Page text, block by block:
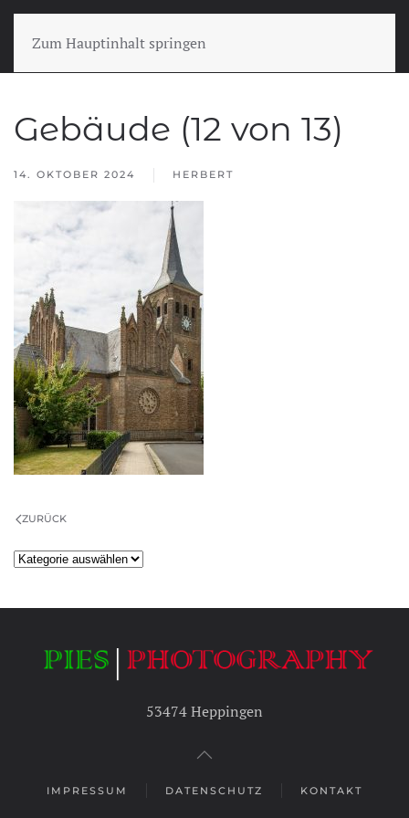
Zum Hauptinhalt springen
Gebäude (12 von 13)
14. OKTOBER 2024 HERBERT
ZURÜCK
Kategorien
53474 Heppingen
IMPRESSUM DATENSCHUTZ KONTAKT